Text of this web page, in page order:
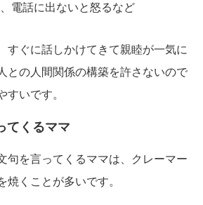
電話に出ないと怒るなど
すぐに話しかけてきて親睦が一気に
との人間関係の構築を許さないので
すいです。
てくるママ
句を言ってくるママは、クレーマー
焼くことが多いです。